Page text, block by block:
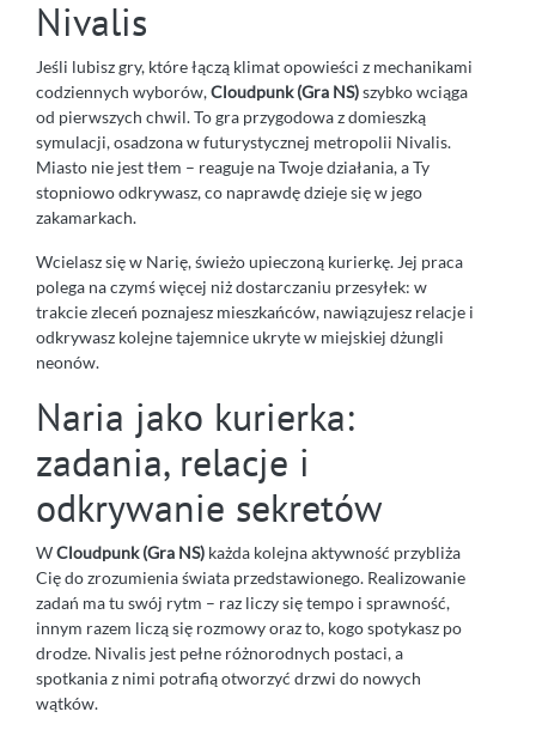
Nivalis
Jeśli lubisz gry, które łączą klimat opowieści z mechanikami
codziennych wyborów,Cloudpunk (Gra NS)szybko wciąga
od pierwszych chwil. To gra przygodowa z domieszką
symulacji, osadzona w futurystycznej metropolii Nivalis.
Miasto nie jest tłem – reaguje na Twoje działania, a Ty
stopniowo odkrywasz, co naprawdę dzieje się w jego
zakamarkach.
Wcielasz się w Narię, świeżo upieczoną kurierkę. Jej praca
polega na czymś więcej niż dostarczaniu przesyłek: w
trakcie zleceń poznajesz mieszkańców, nawiązujesz relacje i
odkrywasz kolejne tajemnice ukryte w miejskiej dżungli
neonów.
Naria jako kurierka:
zadania, relacje i
odkrywanie sekretów
WCloudpunk (Gra NS) każda kolejna aktywność przybliża
Cię do zrozumienia świata przedstawionego. Realizowanie
zadań ma tu swój rytm – raz liczy się tempo i sprawność,
innym razem liczą się rozmowy oraz to, kogo spotykasz po
drodze. Nivalis jest pełne różnorodnych postaci, a
spotkania z nimi potrafią otworzyć drzwi do nowych
wątków.